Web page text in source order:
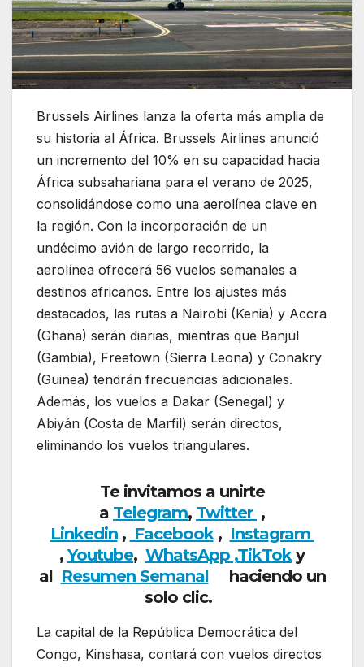
Brussels Airlines lanza la oferta más amplia de
su historia al África. Brussels Airlines anunció
un incremento del 10% en su capacidad hacia
África subsahariana para el verano de 2025,
consolidándose como una aerolínea clave en
la región. Con la incorporación de un
undécimo avión de largo recorrido, la
aerolínea ofrecerá 56 vuelos semanales a
destinos africanos. Entre los ajustes más
destacados, las rutas a Nairobi (Kenia) y Accra
(Ghana) serán diarias, mientras que Banjul
(Gambia), Freetown (Sierra Leona) y Conakry
(Guinea) tendrán frecuencias adicionales.
Además, los vuelos a Dakar (Senegal) y
Abiyán (Costa de Marfil) serán directos,
eliminando los vuelos triangulares.
Te invitamos a unirte
a Telegram, Twitter ,
Linkedin, Facebook, Instagram
,Youtube, WhatsApp ,TikToky
al Resumen Semanalhaciendo un
solo clic.
La capital de la República Democrática del
Congo, Kinshasa, contará con vuelos directos